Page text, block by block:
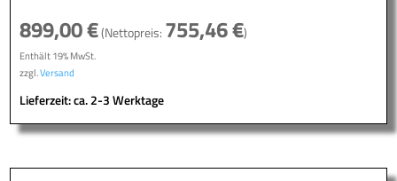
899,00€(Nettopreis: 755,46€)
Enthält 19% MwSt.
zzgl.Versand
Lieferzeit: ca. 2-3 Werktage